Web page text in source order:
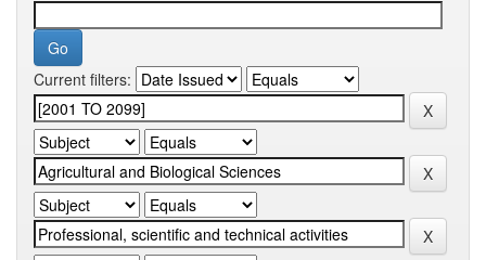
Current filters: